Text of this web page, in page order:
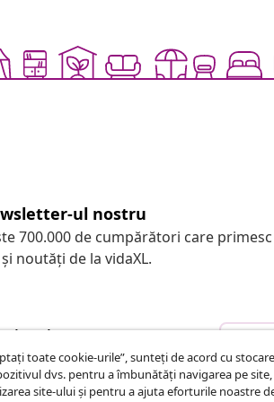
ul nostru
700.000 de cumpărători care
noutăți de la vidaXL.
pentru comanda ta.
toate cookie-urile”, sunteți de acord cu
dvs. pentru a îmbunătăți navigarea pe site,
site-ului și pentru a ajuta eforturile noastre